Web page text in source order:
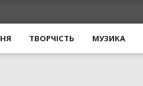
ТВОРЧІСТЬ МУЗИКА